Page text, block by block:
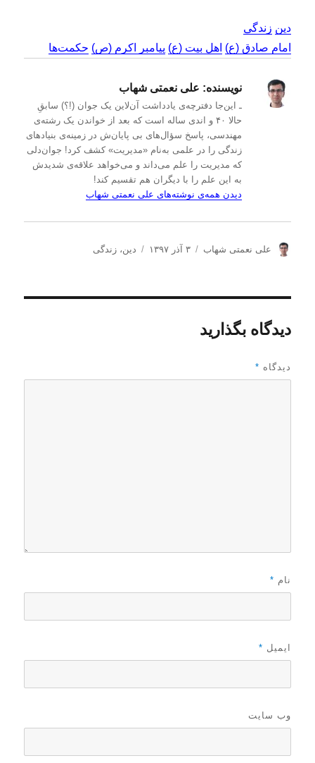
دین زندگی
امام صادق (ع) اهل بیت (ع) پیامبر اکرم (ص) حکمت‌ها
نویسنده: علی نعمتی شهاب
ـ این‌جا دفترچه‌ی یادداشت‌ آن‌لاین یک جوان (!؟) سابقِ
حالا ۴۰ و اندی ساله است که بعد از خواندن یک رشته‌ی
مهندسی، پاسخ سؤال‌های بی پایان‌ش در زمینه‌ی بنیادهای
زندگی را در علمی به‌نام «مدیریت» کشف کرد! جوان‌دلی
که مدیریت را علم می‌داند و می‌خواهد علاقه‌ی شدیدش
به این علم را با دیگران هم تقسیم کند!
دیدن همه‌ی نوشته‌های علی نعمتی شهاب
ن
د
ه
علی نعمتی شهاب
ا
ر
۳ آذر ۱۳۹۷
ددین،زندگی
دیدگاه بگذارید
دیدگاه *
نام *
ایمیل *
وب‌ سایت